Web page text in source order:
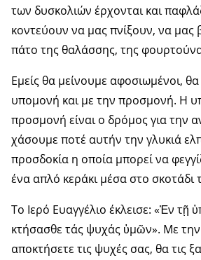
των δυσκολιών έρχονται και
κοντεύουν να μας πνίξουν, να μας
πάτο της θαλάσσης, της
Εμείς θα μείνουμε αφοσιωμένοι,
υπομονή και με την προσμονή. Η
προσμονή είναι ο δρόμος για την
χάσουμε ποτέ αυτήν την γλυκιά
προσδοκία η οποία μπορεί να
ένα απλό κεράκι μέσα στο σκοτάδι
Το Ιερό Ευαγγέλιο έκλεισε: «Ἐν τῇ
κτήσασθε τάς ψυχάς ὑμῶν». Με
αποκτήσετε τις ψυχές σας, θα τις